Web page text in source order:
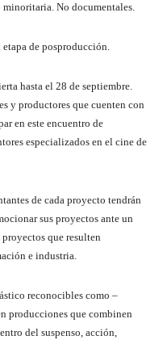
No documentales.
etapa de posproducción.
hasta el 28 de septiembre.
y productores que cuenten con
en este encuentro de
especializados en el cine de
de cada proyecto tendrán
sus proyectos ante un
que resulten
e industria.
reconocibles como –
producciones que combinen
del suspenso, acción,